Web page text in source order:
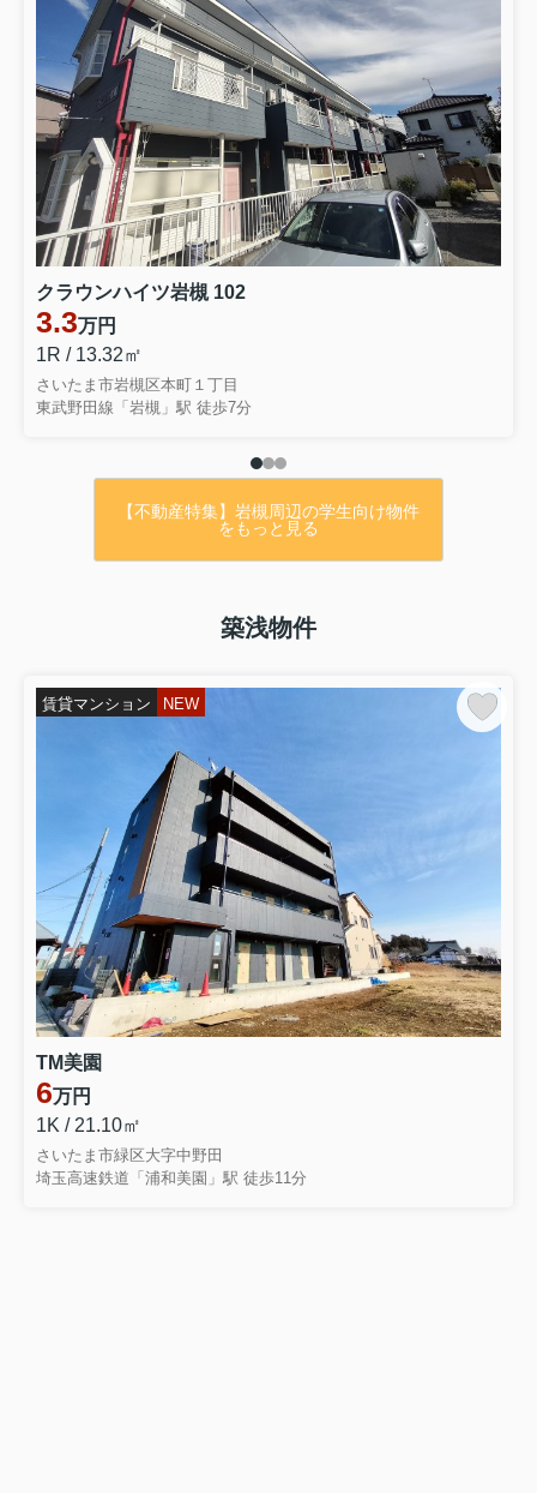
・さいたま市岩槻区城南5丁目♪
・全部屋採光で明るい室内♪
・駐車場2台可能♪
・屋根・外壁リフォーム済み♪（2024年）
・室内広々４SLDK♪
・買い物施設も近隣に充実★
価格は
2,780万円！！
詳細はお問合せ下さい！！
丁目（岩槻駅） 2階建 ４ＳＬＤＫ
[6991378020]さいたま市岩槻区の一戸建て
シン）｜一軒家・家の購入
★弊社専任物件★
・駐車場2台以上可
・オール電化住宅
・外壁・屋根・防水工事等修繕済み
・整形地
・その他諸条件等、お気軽にお問合せ下さ
クラウンハイツ岩槻 102
3.3万円
1R / 13.32㎡
さいたま市岩槻区本町１丁目
東武野田線「岩槻」駅 徒歩7分
【不動産特集】岩槻周辺の学生向け物件
をもっと見る
築浅物件
賃貸マンション NEW
TM美園
6万円
1K / 21.10㎡
さいたま市緑区大字中野田
埼玉高速鉄道「浦和美園」駅 徒歩11分